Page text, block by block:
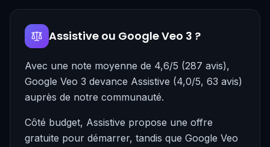
Assistive ou Google Veo 3 ?
Avec une note moyenne de 4,6/5 (287 avis),
Google Veo 3 devance Assistive (4,0/5, 63 avis)
auprès de notre communauté.
Côté budget, Assistive propose une offre
gratuite pour démarrer, tandis que Google Veo